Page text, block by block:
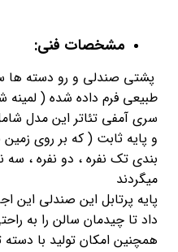
مشخصات فنی:
پشتی صندلی و رو دسته ها
طبیعی فرم داده شده (
سری آمفی تئاتر این مدل
و پایه ثابت ( که بر روی
بندی تک نفره ، دو نفره ، سه
میگردند
پایه پرتابل این صندلی این
داد تا چیدمان سالن را به
همچنین امکان تولید با